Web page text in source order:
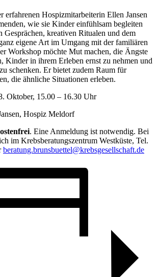
erfahrenen Hospizmitarbeiterin Ellen Jansen
wie sie Kinder einfühlsam begleiten
Gesprächen, kreativen Ritualen und dem
eigene Art im Umgang mit der familiären
Workshop möchte Mut machen, die Ängste
Kinder in ihrem Erleben ernst zu nehmen und
schenken. Er bietet zudem Raum für
die ähnliche Situationen erleben.
Oktober, 15.00 – 16.30 Uhr
Hospiz Meldorf
. Eine Anmeldung ist notwendig. Bei
im Krebsberatungszentrum Westküste, Tel.
beratung.brunsbuettel@krebsgesellschaft.de